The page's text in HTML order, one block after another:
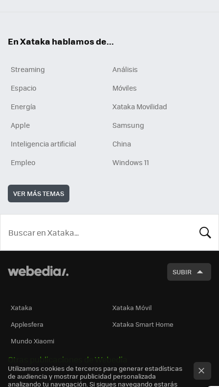
En Xataka hablamos de...
Streaming
Análisis
Espacio
Móviles
Energía
Xataka Movilidad
Apple
Samsung
Inteligencia artificial
China
Empleo
Windows 11
VER MÁS TEMAS
SUBIR
Xataka
Xataka Móvil
Applesfera
Xataka Smart Home
Mundo Xiaomi
Otras publicaciones de Webedia
Utilizamos cookies de terceros para generar estadísticas
de audiencia y mostrar publicidad personalizada
analizando tu navegación. Si sigues navegando estarás